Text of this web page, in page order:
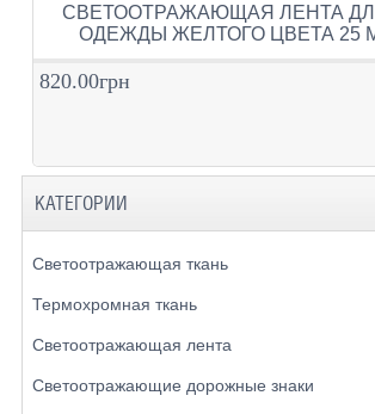
СВЕТООТРАЖАЮЩАЯ ЛЕНТА
ОДЕЖДЫ ЖЕЛТОГО ЦВЕТА 25
820.00грн
КАТЕГОРИИ
Светоотражающая ткань
Термохромная ткань
Светоотражающая лента
Светоотражающие дорожные знаки